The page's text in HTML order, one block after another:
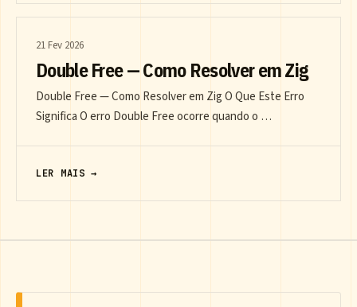
21 Fev 2026
Double Free — Como Resolver em Zig
Double Free — Como Resolver em Zig O Que Este Erro
Significa O erro Double Free ocorre quando o …
LER MAIS →